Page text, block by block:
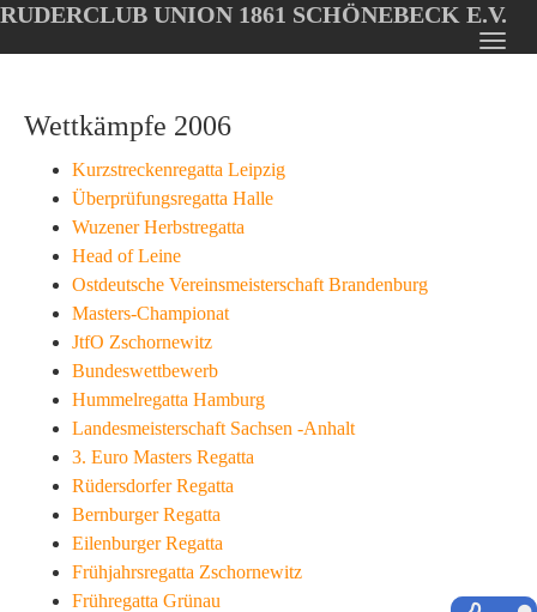
Oops, an error occurred! Code: 202608071413198b58d1bc
main
RUDERCLUB UNION 1861 SCHÖNEBECK E.V.
Wettkämpfe 2006
Kurzstreckenregatta Leipzig
Überprüfungsregatta Halle
Wuzener Herbstregatta
Head of Leine
Ostdeutsche Vereinsmeisterschaft Brandenburg
Masters-Championat
JtfO Zschornewitz
Bundeswettbewerb
Hummelregatta Hamburg
Landesmeisterschaft Sachsen -Anhalt
3. Euro Masters Regatta
Rüdersdorfer Regatta
Bernburger Regatta
Eilenburger Regatta
Frühjahrsregatta Zschornewitz
Frühregatta Grünau